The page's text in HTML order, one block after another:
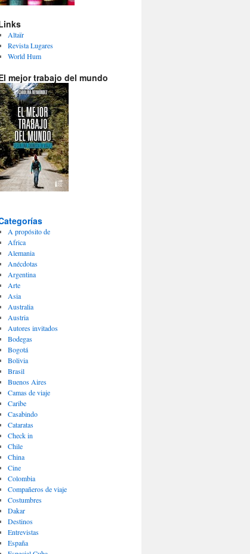
Altaïr
Revista Lugares
World Hum
mejor trabajo del mundo
A propósito de
Africa
Alemania
Anécdotas
Argentina
Arte
Asia
Australia
Austria
Autores invitados
Bodegas
Bogotá
Bolivia
Brasil
Buenos Aires
Camas de viaje
Caribe
Casabindo
Cataratas
Check in
Chile
China
Cine
Colombia
Compañeros de viaje
Costumbres
Dakar
Destinos
Entrevistas
España